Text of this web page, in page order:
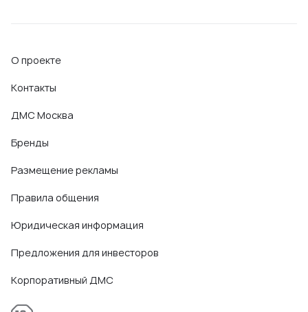
О проекте
Контакты
ДМС Москва
Бренды
Размещение рекламы
Правила общения
Юридическая информация
Предложения для инвесторов
Корпоративный ДМС